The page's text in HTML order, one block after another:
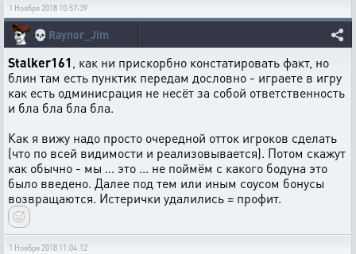
1 Ноября 2018 10:57:39
💀 Raynor_Jim
Stalker161, как ни прискорбно констатировать факт, но
блин там есть пунктик передам дословно - играете в игру
как есть одминисрация не несёт за собой ответственность
и бла бла бла бла.
Как я вижу надо просто очередной отток игроков сделать
(что по всей видимости и реализовывается). Потом скажут
как обычно - мы ... это ... не поймём с какого бодуна это
было введено. Далее под тем или иным соусом бонусы
возвращаются. Истерички удалились = профит.
1 Ноября 2018 11:04:12